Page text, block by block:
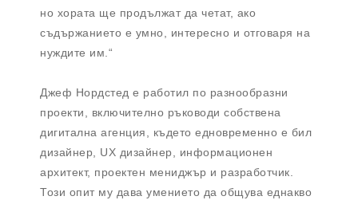
но хората ще продължат да четат, ако
съдържанието е умно, интересно и отговаря на
нуждите им.“
Джеф Нордстед е работил по разнообразни
проекти, включително ръководи собствена
дигитална агенция, където едновременно е бил
дизайнер, UX дизайнер, информационен
архитект, проектен мениджър и разработчик.
Този опит му дава умението да общува еднакво